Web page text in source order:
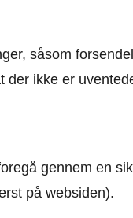
såsom
der ikke er
gennem en
på websiden).